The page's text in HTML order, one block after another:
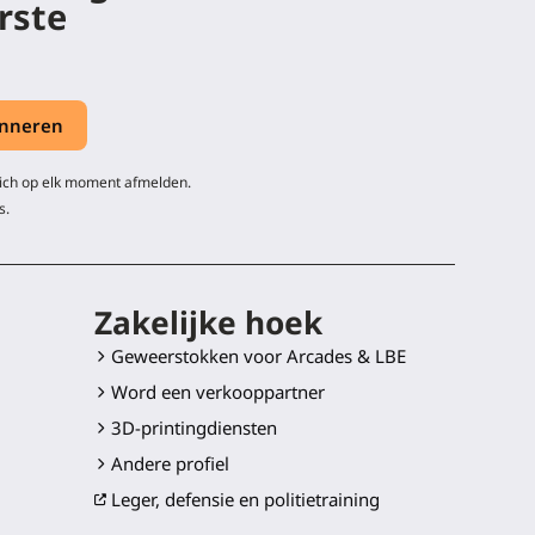
op elk moment afmelden.
Zakelijke hoek
Geweerstokken voor Arcades & LBE
Word een verkooppartner
3D-printingdiensten
Andere profiel
Leger, defensie en politietraining